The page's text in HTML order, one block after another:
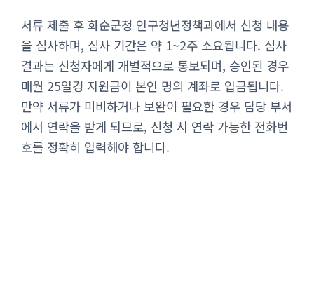
서류 제출 후 화순군청 인구청년정책과에서 신청 내용
을 심사하며, 심사 기간은 약 1~2주 소요됩니다. 심사
결과는 신청자에게 개별적으로 통보되며, 승인된 경우
매월 25일경 지원금이 본인 명의 계좌로 입금됩니다.
만약 서류가 미비하거나 보완이 필요한 경우 담당 부서
에서 연락을 받게 되므로, 신청 시 연락 가능한 전화번
호를 정확히 입력해야 합니다.